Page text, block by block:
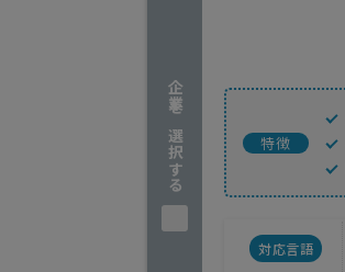
企業を選択する 特徴
対応言語